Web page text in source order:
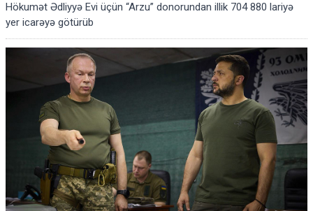
Hökumət Ədliyyə Evi üçün “Arzu” donorundan illik 704 880 lariyə
yer icarəyə götürüb